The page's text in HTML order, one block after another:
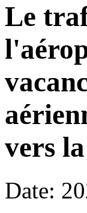
Le
vers
Date: